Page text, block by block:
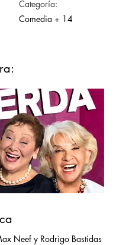
Categoría:
Comedia + 14
Neef y Rodrigo Bastidas